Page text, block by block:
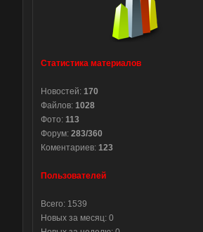
Статистика материалов
Новостей: 170
Файлов: 1028
Фото: 113
Форум: 283/360
Коментариев: 123
Пользователей
Всего: 1539
Новых за месяц: 0